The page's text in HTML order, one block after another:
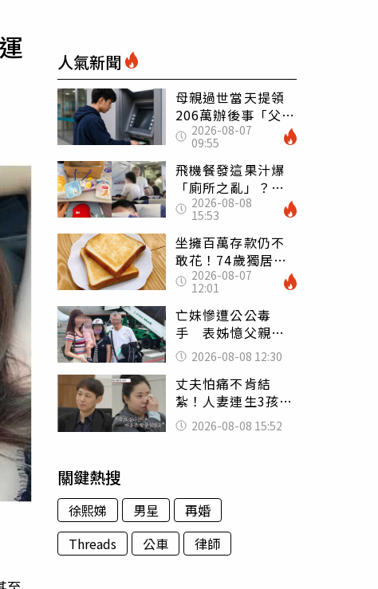
人氣新聞
母親過世當天提領
206萬辦後事「父子
遭判刑」 律師：
搶錢先下手是罪
2026-08-07
09:55
飛機餐發這果汁爆
「廁所之亂」？乘
客崩潰：差點丟大
臉 醫揭3類人別亂
喝
2026-08-08
15:53
坐擁百萬存款仍不
敢花！74歲獨居翁
「1餐只吃1片吐
司」 半年後暴瘦
嚇壞女兒
2026-08-07
12:01
亡妹慘遭公公毒
手 表姊憶父親節
前夕：小舅舅仍到
殯儀館陪她說話
2026-08-08 12:30
丈夫怕痛不肯結
紮！人妻連生3孩
控遭家暴淚喊：真
的好累
2026-08-08 15:52
關鍵熱搜
徐熙娣 男星
再婚
Threads
公車 律師